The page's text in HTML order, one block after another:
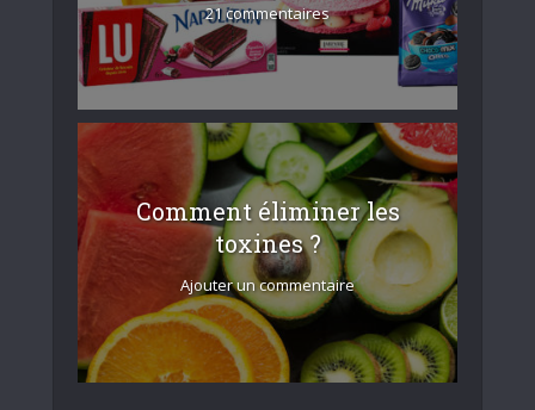
21 commentaires
Comment éliminer les
toxines ?
Ajouter un commentaire